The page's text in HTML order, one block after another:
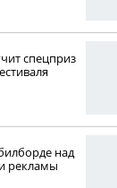
спецприз
над
рекламы